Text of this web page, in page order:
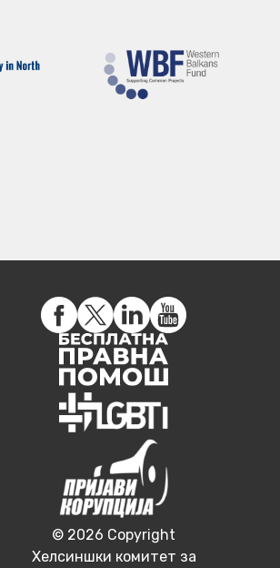
© 2026 Copyright
Хелсиншки комитет за